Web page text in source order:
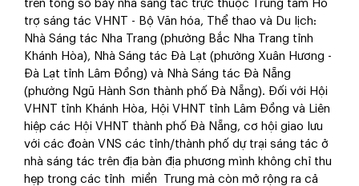
trên tổng số bảy nhà sáng tác trực thuộc Trung tâm Hỗ
trợ sáng tác VHNT - Bộ Văn hóa, Thể thao và Du lịch:
Nhà Sáng tác Nha Trang (phường Bắc Nha Trang tỉnh
Khánh Hòa), Nhà Sáng tác Đà Lạt (phường Xuân Hương -
Đà Lạt tỉnh Lâm Đồng) và Nhà Sáng tác Đà Nẵng
(phường Ngũ Hành Sơn thành phố Đà Nẵng). Đối với Hội
VHNT tỉnh Khánh Hòa, Hội VHNT tỉnh Lâm Đồng và Liên
hiệp các Hội VHNT thành phố Đà Nẵng, cơ hội giao lưu
với các đoàn VNS các tỉnh/thành phố dự trại sáng tác ở
nhà sáng tác trên địa bàn địa phương mình không chỉ thu
hẹp trong các tỉnh miền Trung mà còn mở rộng ra cả